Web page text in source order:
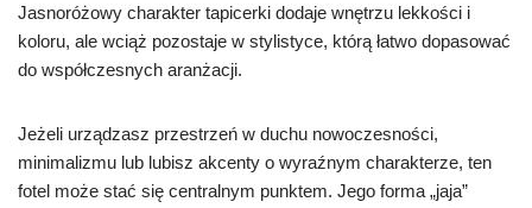
Jasnoróżowy charakter tapicerki dodaje wnętrzu lekkości i
koloru, ale wciąż pozostaje w stylistyce, którą łatwo dopasować
do współczesnych aranżacji.
Jeżeli urządzasz przestrzeń w duchu nowoczesności,
minimalizmu lub lubisz akcenty o wyraźnym charakterze, ten
fotel może stać się centralnym punktem. Jego forma „jaja”